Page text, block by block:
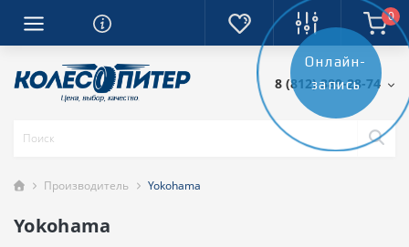
0
8 (812) 389-28-74
Производитель Yokohama
Yokohama
Онлайн-
запись